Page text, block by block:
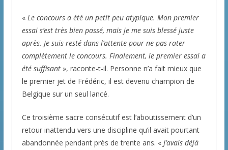
« Le concours a été un petit peu atypique. Mon premier
essai s’est très bien passé, mais je me suis blessé juste
après. Je suis resté dans l’attente pour ne pas rater
complètement le concours. Finalement, le premier essai a
été suffisant», raconte-t-il. Personne n’a fait mieux que
le premier jet de Frédéric, il est devenu champion de
Belgique sur un seul lancé.
Ce troisième sacre consécutif est l’aboutissement d’un
retour inattendu vers une discipline qu’il avait pourtant
abandonnée pendant près de trente ans. « J’avais déjà